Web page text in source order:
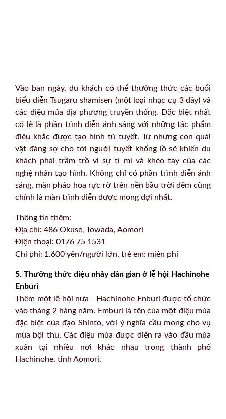
Vào ban ngày, du khách có thể thưởng thức các buổi
biểu diễn Tsugaru shamisen (một loại nhạc cụ 3 dây) và
các điệu múa địa phương truyền thống. Đặc biệt nhất
có lẽ là phần trình diễn ánh sáng với những tác phẩm
điêu khắc được tạo hình từ tuyết. Từ những con quái
vật đáng sợ cho tới người tuyết khổng lồ sẽ khiến du
khách phải trầm trồ vì sự tỉ mỉ và khéo tay của các
nghệ nhân tạo hình. Không chỉ có phần trình diễn ánh
sáng, màn pháo hoa rực rỡ trên nền bầu trời đêm cũng
chính là màn trình diễn được mong đợi nhất.
Thông tin thêm:
Địa chỉ: 486 Okuse, Towada, Aomori
Điện thoại: 0176 75 1531
Chi phí: 1.600 yên/người lớn, trẻ em: miễn phí
5. Thưởng thức điệu nhảy dân gian ở lễ hội Hachinohe
Enburi
Thêm một lễ hội nữa - Hachinohe Enburi được tổ chức
vào tháng 2 hàng năm. Emburi là tên của một điệu múa
đặc biệt của đạo Shinto, với ý nghĩa cầu mong cho vụ
mùa bội thu. Các điệu múa được diễn ra vào đầu mùa
xuân tại nhiều nơi khác nhau trong thành phố
Hachinohe, tỉnh Aomori.